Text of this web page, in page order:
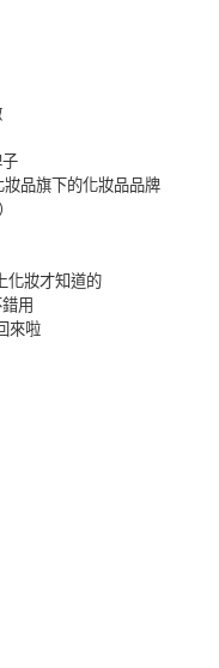
品旗下的化妝品品牌
化妝才知道的
用
來啦